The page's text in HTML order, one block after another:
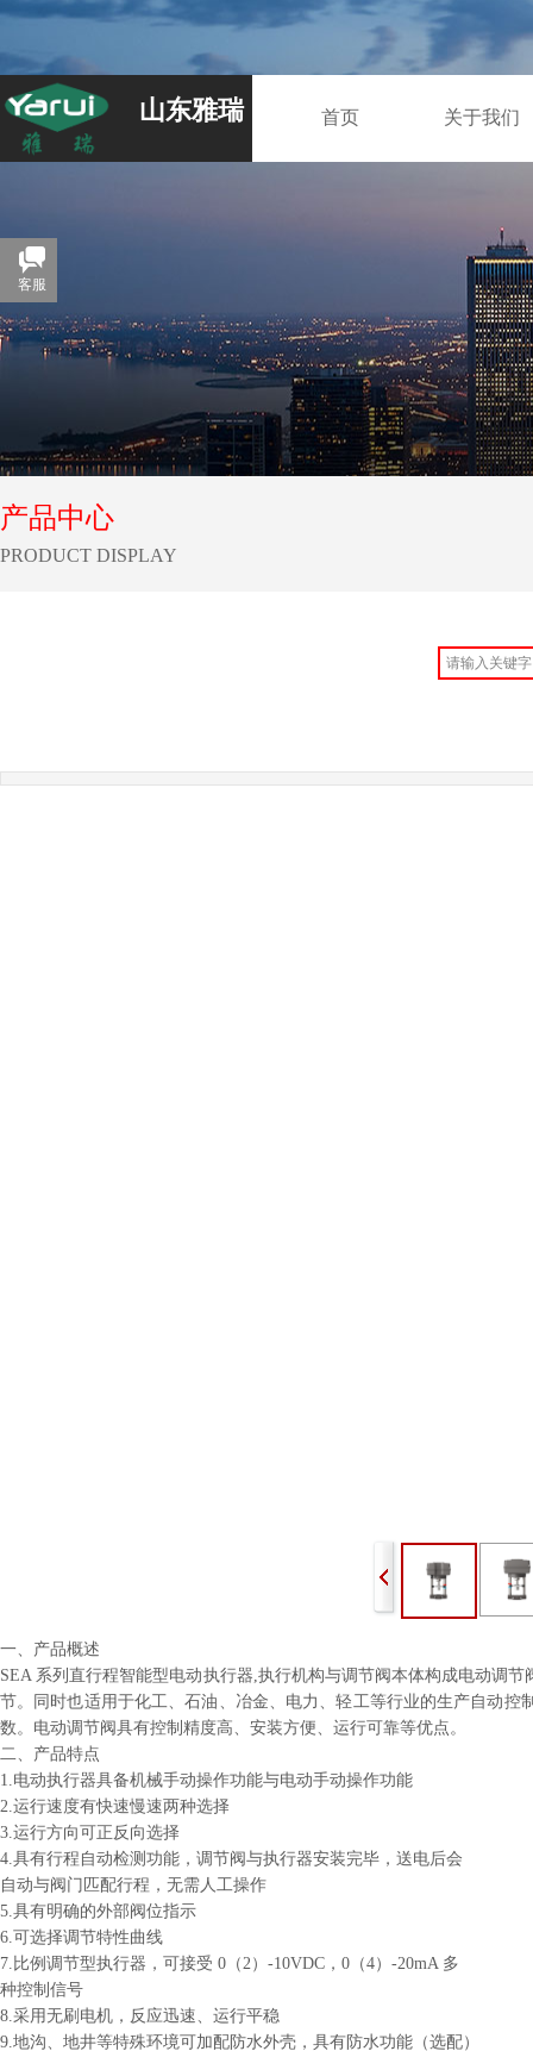
首页 关于我们
山东雅瑞
产品中心
​PRODUCT DISPLAY
一、产品概述
SEA 系列直行程智能型电动执行器,执行机构与调节阀本体构成电动调
节。同时也适用于化工、石油、冶金、电力、轻工等行业的生产自动
数。电动调节阀具有控制精度高、安装方便、运行可靠等优点。
二、产品特点
1.电动执行器具备机械手动操作功能与电动手动操作功能
2.运行速度有快速慢速两种选择
3.运行方向可正反向选择
4.具有行程自动检测功能，调节阀与执行器安装完毕，送电后会
自动与阀门匹配行程，无需人工操作
5.具有明确的外部阀位指示
6.可选择调节特性曲线
7.比例调节型执行器，可接受 0（2）-10VDC，0（4）-20mA 多
种控制信号
8.采用无刷电机，反应迅速、运行平稳
9.地沟、地井等特殊环境可加配防水外壳，具有防水功能（选配）
客服